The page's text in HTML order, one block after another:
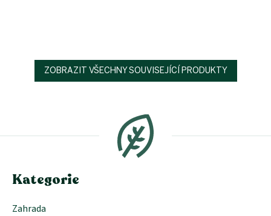
ZOBRAZIT VŠECHNY SOUVISEJÍCÍ PRODUKTY
a
Kategorie
Zahrada